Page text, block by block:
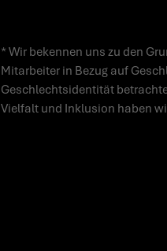
* Wir bekennen uns zu den
Mitarbeiter in Bezug auf
Geschlechtsidentität
Vielfalt und Inklusion haben